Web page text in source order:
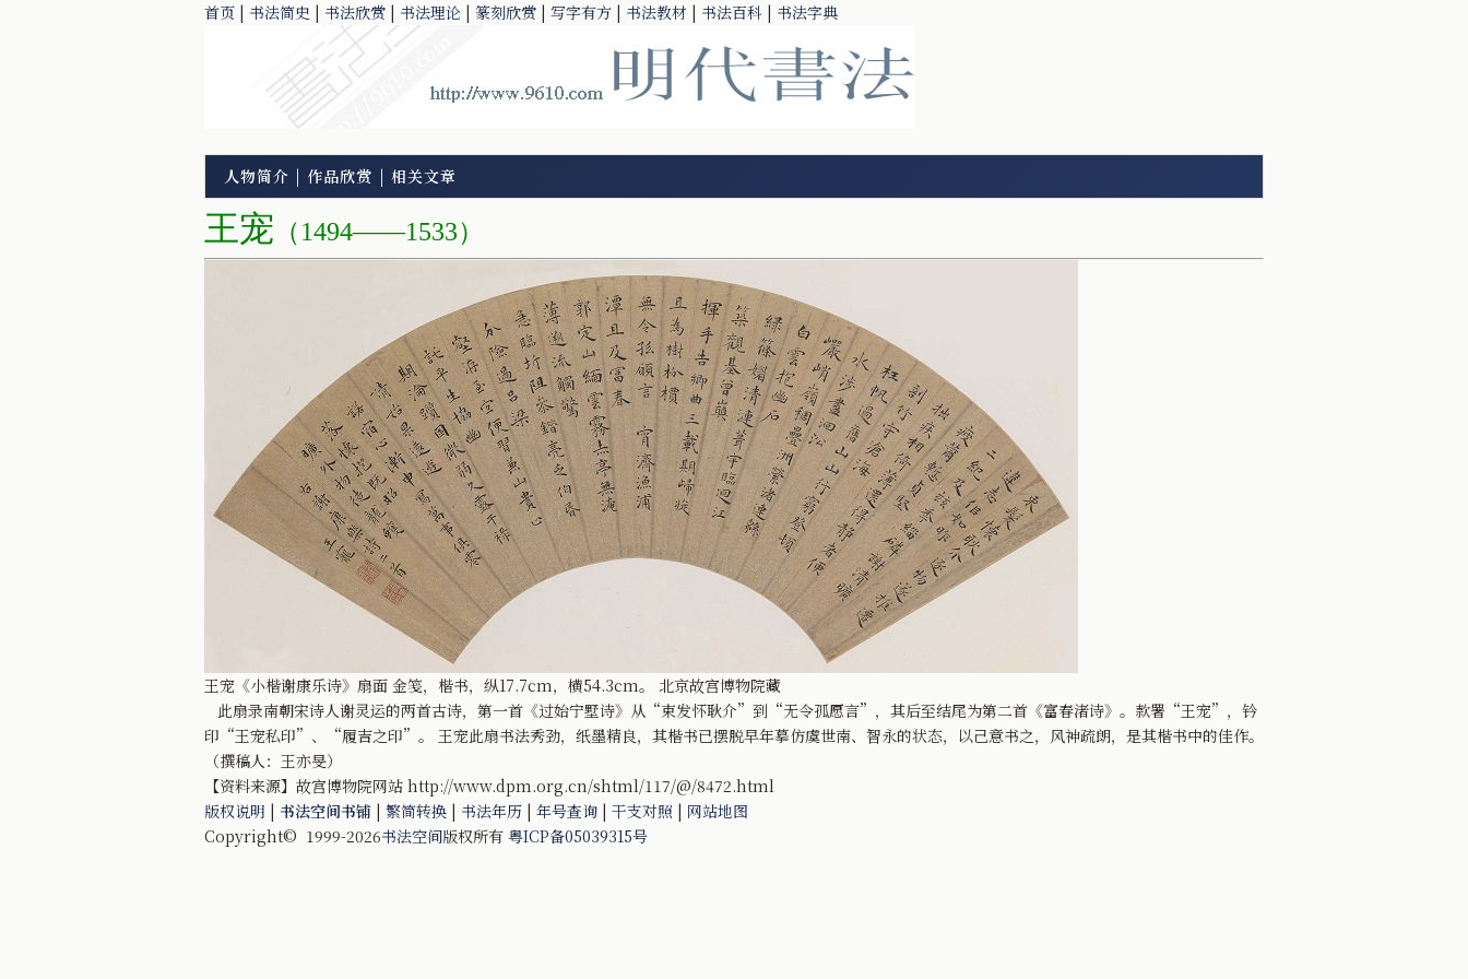
首页 | 书法简史 | 书法欣赏 | 书法理论 | 篆刻欣赏 | 写字有方 | 书法教材 | 书法百科 | 书法字典
人物简介 | 作品欣赏 | 相关文章
王宠 （1494——1533）
王宠《小楷谢康乐诗》扇面 金笺，楷书，纵17.7cm，横54.3cm。 北京故宫博物院藏
此扇录南朝宋诗人谢灵运的两首古诗，第一首《过始宁墅诗》从“束发怀耿介”到“无令孤愿言”，其后至结尾为第二首《富春渚诗》。款署“王宠”，钤
印“王宠私印”、“履吉之印”。 王宠此扇书法秀劲，纸墨精良，其楷书已摆脱早年摹仿虞世南、智永的状态，以己意书之，风神疏朗，是其楷书中的佳作。
（撰稿人：王亦旻）
【资料来源】故宫博物院网站 http://www.dpm.org.cn/shtml/117/@/8472.html
版权说明 | 书法空间书铺 | 繁简转换 | 书法年历 | 年号查询 | 干支对照 | 网站地图
Copyright© 1999-2026书法空间版权所有 粤ICP备05039315号